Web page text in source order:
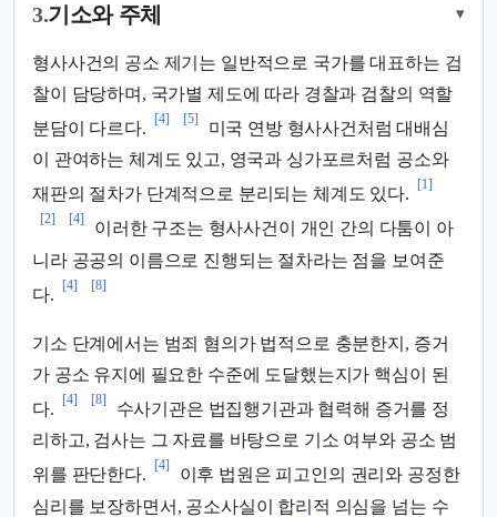
3.기소와 주체 ▾
형사사건의 공소 제기는 일반적으로 국가를 대표하는 검
찰이 담당하며, 국가별 제도에 따라 경찰과 검찰의 역할
분담이 다르다.
[4] [5]
미국 연방 형사사건처럼 대배심
이 관여하는 체계도 있고, 영국과 싱가포르처럼 공소와
재판의 절차가 단계적으로 분리되는 체계도 있다.
[1]
[2] [4]
이러한 구조는 형사사건이 개인 간의 다툼이 아
니라 공공의 이름으로 진행되는 절차라는 점을 보여준
다.
[4] [8]
기소 단계에서는 범죄 혐의가 법적으로 충분한지, 증거
가 공소 유지에 필요한 수준에 도달했는지가 핵심이 된
다.
[4] [8]
수사기관은 법집행기관과 협력해 증거를 정
리하고, 검사는 그 자료를 바탕으로 기소 여부와 공소 범
위를 판단한다.
[4]
이후 법원은 피고인의 권리와 공정한
심리를 보장하면서, 공소사실이 합리적 의심을 넘는 수